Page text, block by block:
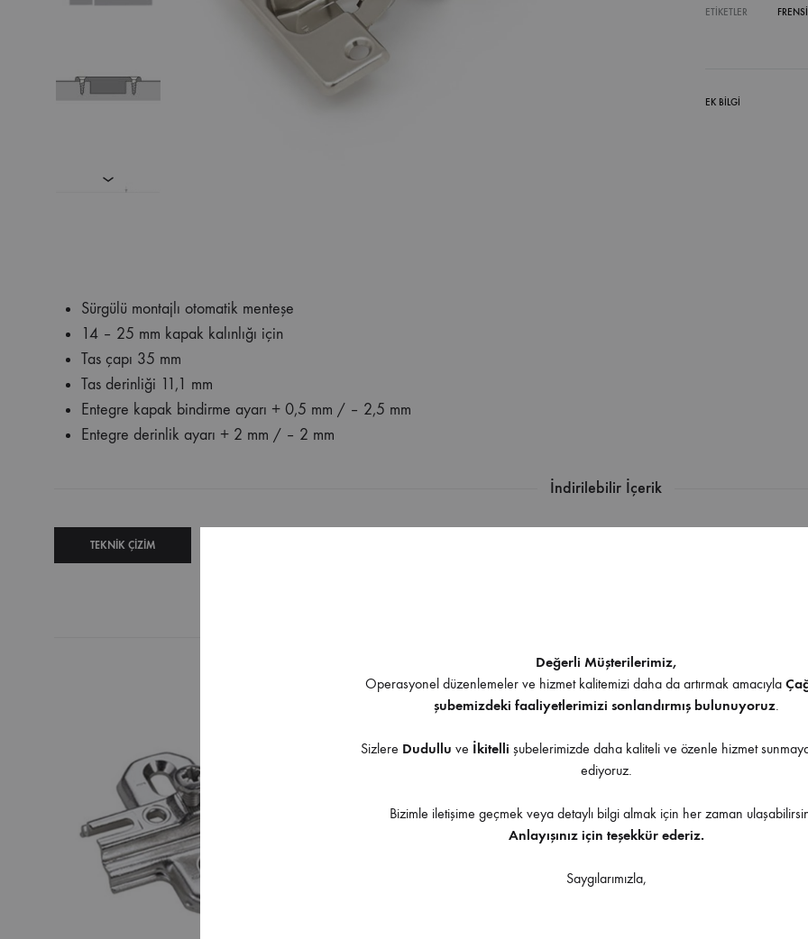
ETIKETLER
EK BILGI
Sürgülü montajlı otomatik menteşe
14 – 25 mm kapak kalınlığı için
Tas çapı 35 mm
Tas derinliği 11,1 mm
Entegre kapak bindirme ayarı + 0,5 mm / – 2,5 mm
Entegre derinlik ayarı + 2 mm / – 2 mm
İndirilebilir İçerik
TEKNIK ÇIZIM
Değerli Müşterilerimiz,
Operasyonel düzenlemeler ve hizmet kalitemizi daha da artırmak amacıyla
şubemizdeki faaliyetlerimizi sonlandırmış bulunuyoruz.
Sizlere Dudullu ve İkitelli şubelerimizde daha kaliteli ve özenle hizmet
ediyoruz.
Bizimle iletişime geçmek veya detaylı bilgi almak için her zaman
Anlayışınız için teşekkür ederiz.
Saygılarımızla,